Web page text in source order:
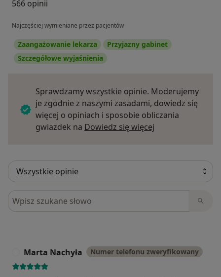
566 opinii
Najczęściej wymieniane przez pacjentów
Zaangażowanie lekarza
Przyjazny gabinet
Szczegółowe wyjaśnienia
Sprawdzamy wszystkie opinie. Moderujemy
je zgodnie z naszymi zasadami, dowiedz się
więcej o opiniach i sposobie obliczania
gwiazdek na Dowiedz się więcej
Szukaj w opiniach
Marta Nachyła Numer telefonu zweryfikowany